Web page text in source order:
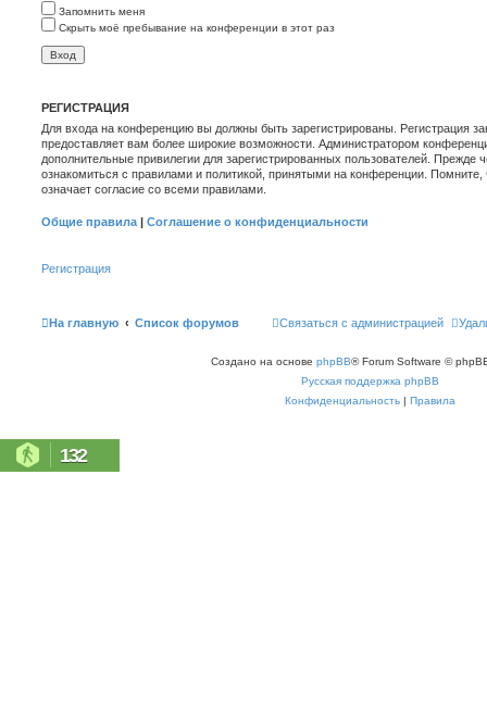
Запомнить меня
Скрыть моё пребывание на конференции в этот раз
РЕГИСТРАЦИЯ
Для входа на конференцию вы должны быть зарегистрированы. Регистрация
предоставляет вам более широкие возможности. Администратором
дополнительные привилегии для зарегистрированных пользователей. Прежде
ознакомиться с правилами и политикой, принятыми на конференции.
означает согласие со всеми правилами.
Общие правила | Соглашение о конфиденциальности
Регистрация
На главную Список форумов Связаться с администрацией
Создано на основе phpBB® Forum Software ©
Русская поддержка phpBB
Конфиденциальность | Правила
132